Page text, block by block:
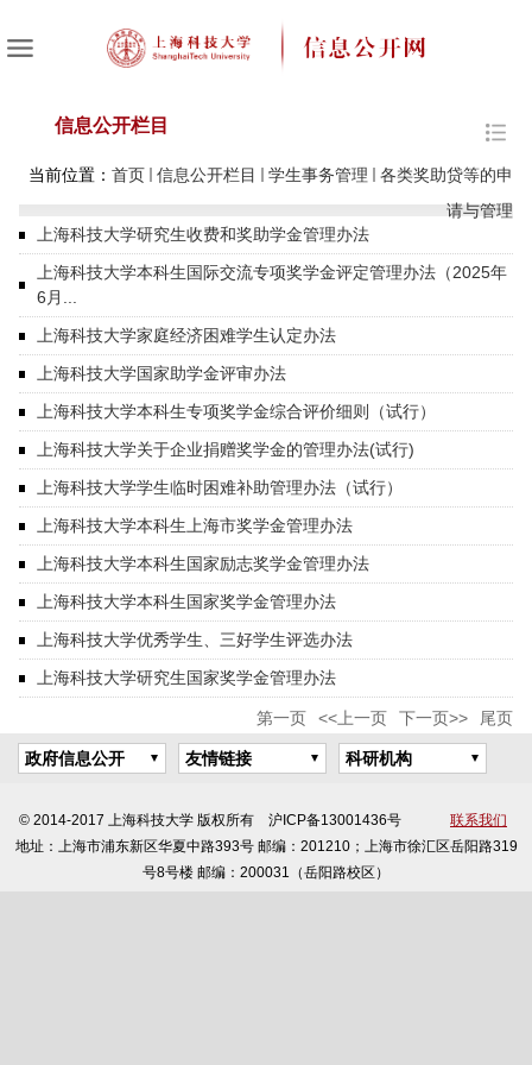
信息公开栏目
当前位置： 首页 信息公开栏目 学生事务管理
各类奖助贷等的申
请与管理
上海科技大学研究生收费和奖助学金管理办法
上海科技大学本科生国际交流专项奖学金评定管理办法（2025年
6月...
上海科技大学家庭经济困难学生认定办法
上海科技大学国家助学金评审办法
上海科技大学本科生专项奖学金综合评价细则（试行）
上海科技大学关于企业捐赠奖学金的管理办法(试行)
上海科技大学学生临时困难补助管理办法（试行）
上海科技大学本科生上海市奖学金管理办法
上海科技大学本科生国家励志奖学金管理办法
上海科技大学本科生国家奖学金管理办法
上海科技大学优秀学生、三好学生评选办法
上海科技大学研究生国家奖学金管理办法
第一页 <<上一页 下一页>> 尾页
政府信息公开 友情链接 科研机构
© 2014-2017 上海科技大学 版权所有 沪ICP备13001436号
联系我们
地址：上海市浦东新区华夏中路393号 邮编：201210；上海市徐汇区岳阳路319
号8号楼 邮编：200031（岳阳路校区）